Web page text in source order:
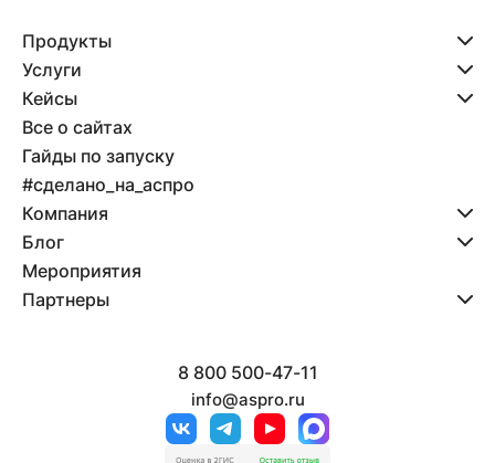
Продукты
Услуги
Кейсы
Все о сайтах
Гайды по запуску
#сделано_на_аспро
Компания
Блог
Мероприятия
Партнеры
8 800 500-47-11
info@aspro.ru